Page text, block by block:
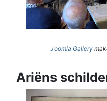
Joomla Gallery
Ariëns